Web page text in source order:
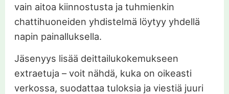
vain aitoa kiinnostusta ja tuhmienkin
chattihuoneiden yhdistelmä löytyy yhdellä
napin painalluksella.
Jäsenyys lisää deittailukokemukseen
extraetuja – voit nähdä, kuka on oikeasti
verkossa, suodattaa tuloksia ja viestiä juuri